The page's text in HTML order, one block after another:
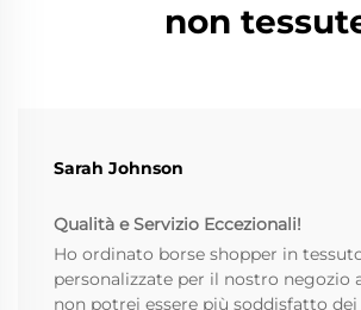
non
Sarah Johnson
Qualità e Servizio Eccezionali!
Ho ordinato borse shopper in
personalizzate per il nostro negozio
non potrei essere più soddisfatto